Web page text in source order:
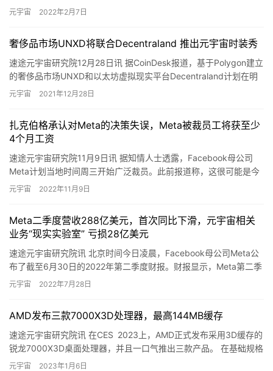
宙分身秀平台，应用内除了可以为每个用户、企业…
元宇宙 2022年2月7日
奢侈品市场UNXD将联合Decentraland 推出元宇宙时装秀
速途元宇宙研究院12月28日讯 据CoinDesk报道，基于Polygon建立
的奢侈品市场UNXD和以太坊虚拟现实平台Decentraland计划在明
年3月联合推出元宇宙时装周，包…
元宇宙 2021年12月28日
扎克伯格承认对Meta的决策失误，Meta被裁员工将获至少
4个月工资
速途元宇宙研究院11月9日讯 据知情人士透露，Facebook母公司
Meta计划当地时间周三开始广泛裁员。此前报道称，这很可能是今
年为止科技行业的最大规模裁员。据报道，扎克伯格在高…
元宇宙 2022年11月9日
Meta二季度营收288亿美元，首次同比下滑，元宇宙相关
业务“现实实验室” 亏损28亿美元
速途元宇宙研究院讯 北京时间今日凌晨，Facebook母公司Meta公
布了截至6月30日的2022年第二季度财报。财报显示，Meta第二季
度营收约288亿美元，同比下降1%，为该公…
元宇宙 2022年7月28日
AMD发布三款7000X3D处理器，最高144MB缓存
速途元宇宙研究院讯 在CES 2023上，AMD正式发布采用3D缓存的
锐龙7000X3D桌面处理器，并且一口气推出三款产品。 在基础规格
上，锐龙 9 7950X3D的默认频率为4….
元宇宙 2023年1月6日